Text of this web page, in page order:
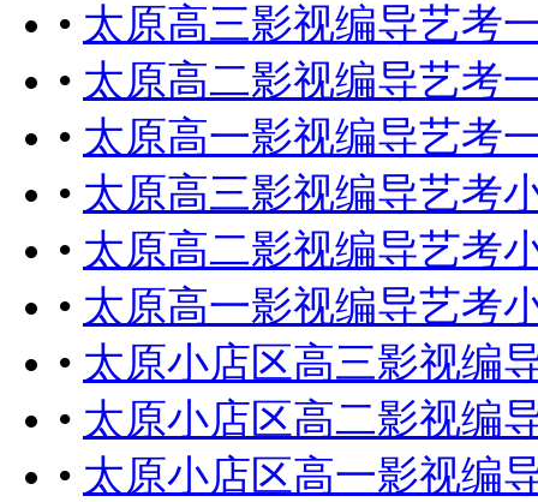
• 太原高三影视编导艺考
• 太原高二影视编导艺考
• 太原高一影视编导艺考
• 太原高三影视编导艺考
• 太原高二影视编导艺考
• 太原高一影视编导艺考
• 太原小店区高三影视编
• 太原小店区高二影视编
• 太原小店区高一影视编